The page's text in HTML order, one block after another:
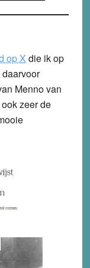
op X die ik op
Menno van
zeer de